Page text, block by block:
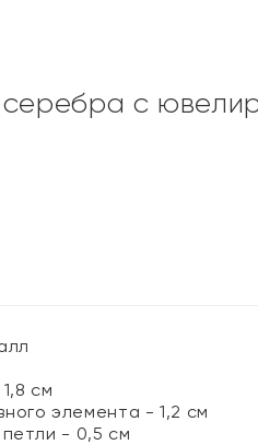
с
см
элемента - 1,2 см
- 0,5 см